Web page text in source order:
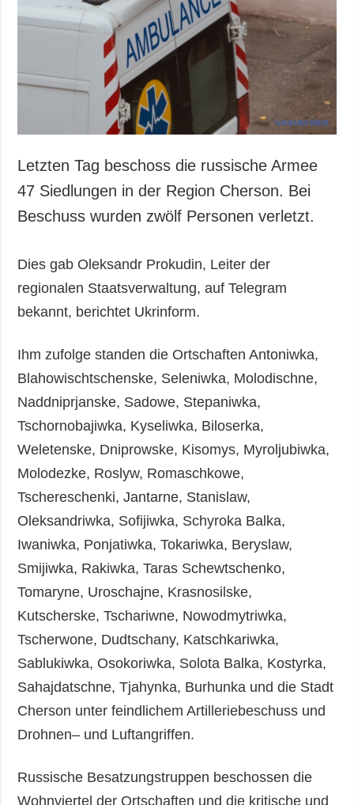
Letzten Tag beschoss die russische Armee
47 Siedlungen in der Region Cherson. Bei
Beschuss wurden zwölf Personen verletzt.
Dies gab Oleksandr Prokudin, Leiter der
regionalen Staatsverwaltung, auf Telegram
bekannt, berichtet Ukrinform.
Ihm zufolge standen die Ortschaften Antoniwka,
Blahowischtschenske, Seleniwka, Molodischne,
Naddniprjanske, Sadowe, Stepaniwka,
Tschornobajiwka, Kyseliwka, Biloserka,
Weletenske, Dniprowske, Kisomys, Myroljubiwka,
Molodezke, Roslyw, Romaschkowe,
Tschereschenki, Jantarne, Stanislaw,
Oleksandriwka, Sofijiwka, Schyroka Balka,
Iwaniwka, Ponjatiwka, Tokariwka, Beryslaw,
Smijiwka, Rakiwka, Taras Schewtschenko,
Tomaryne, Uroschajne, Krasnosilske,
Kutscherske, Tschariwne, Nowodmytriwka,
Tscherwone, Dudtschany, Katschkariwka,
Sablukiwka, Osokoriwka, Solota Balka, Kostyrka,
Sahajdatschne, Tjahynka, Burhunka und die Stadt
Cherson unter feindlichem Artilleriebeschuss und
Drohnen– und Luftangriffen.
Russische Besatzungstruppen beschossen die
Wohnviertel der Ortschaften und die kritische und